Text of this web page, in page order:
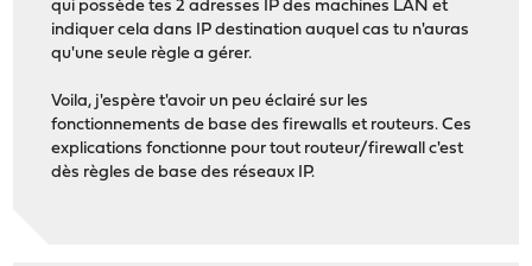
qui possède tes 2 adresses IP des machines LAN et
indiquer cela dans IP destination auquel cas tu n'auras
qu'une seule règle a gérer.
Voila, j'espère t'avoir un peu éclairé sur les
fonctionnements de base des firewalls et routeurs. Ces
explications fonctionne pour tout routeur/firewall c'est
dès règles de base des réseaux IP.